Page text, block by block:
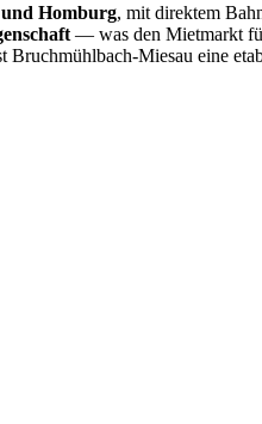
Kindsbach Weilerbach
Homburg, mit direktem
— was den Mietmarkt
Miesau eine